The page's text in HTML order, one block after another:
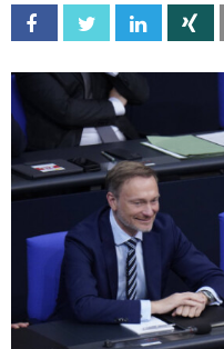
Facebook Twitter Linkedin